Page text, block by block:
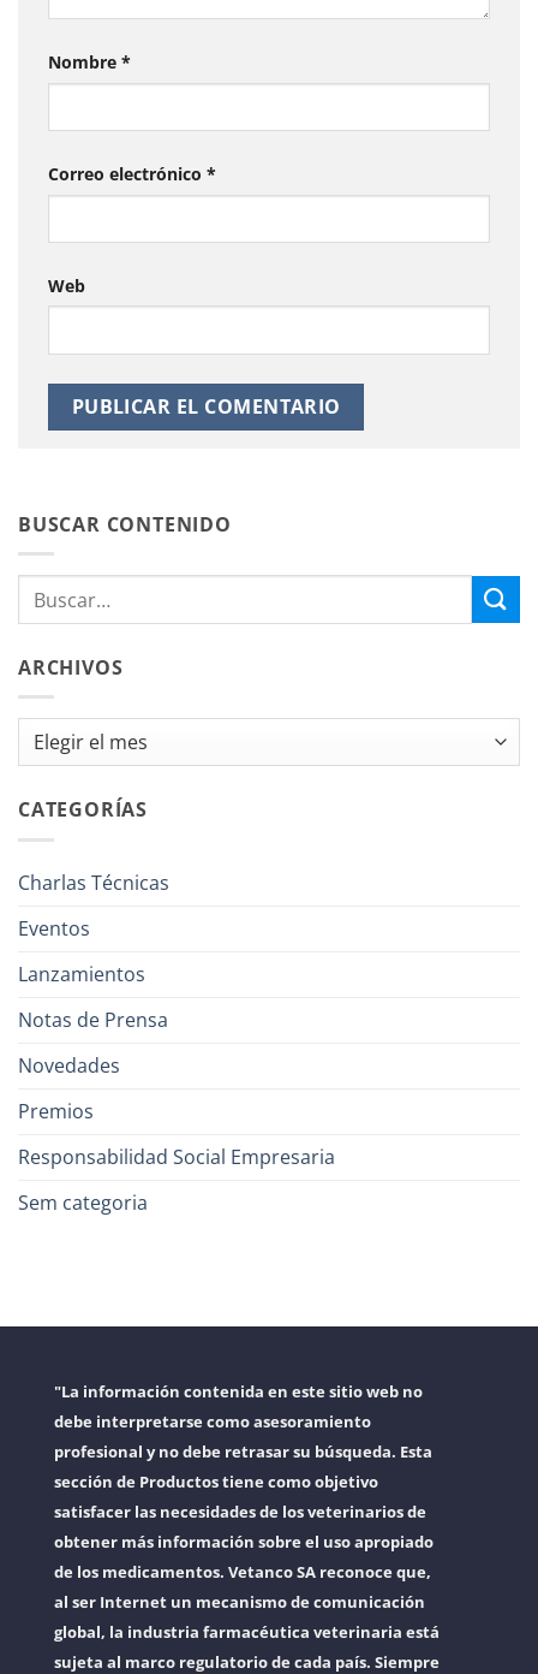
Nombre *
Correo electrónico *
Web
BUSCAR CONTENIDO
ARCHIVOS
Archivos
CATEGORÍAS
Charlas Técnicas
Eventos
Lanzamientos
Notas de Prensa
Novedades
Premios
Responsabilidad Social Empresaria
Sem categoria
"La información contenida en este sitio web no
debe interpretarse como asesoramiento
profesional y no debe retrasar su búsqueda. Esta
sección de Productos tiene como objetivo
satisfacer las necesidades de los veterinarios de
obtener más información sobre el uso apropiado
de los medicamentos. Vetanco SA reconoce que,
al ser Internet un mecanismo de comunicación
global, la industria farmacéutica veterinaria está
sujeta al marco regulatorio de cada país. Siempre